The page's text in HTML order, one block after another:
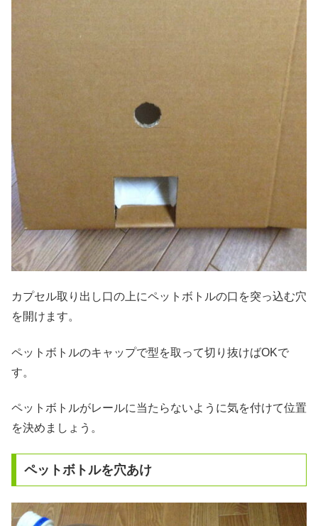
カプセル取り出し口の上にペットボトルの口を突っ込む穴
を開けます。
ペットボトルのキャップで型を取って切り抜けばOKで
す。
ペットボトルがレールに当たらないように気を付けて位置
を決めましょう。
ペットボトルを穴あけ